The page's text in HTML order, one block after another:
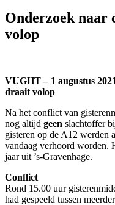
Onderzoek
volop
VUGHT – 1 augustus
draait volop
Na het conflict van
nog altijd geen slachtoffer
gisteren op de A12 werden
vandaag verhoord worden.
jaar uit ’s-Gravenhage.
Conflict
Rond 15.00 uur
had gespeeld tussen